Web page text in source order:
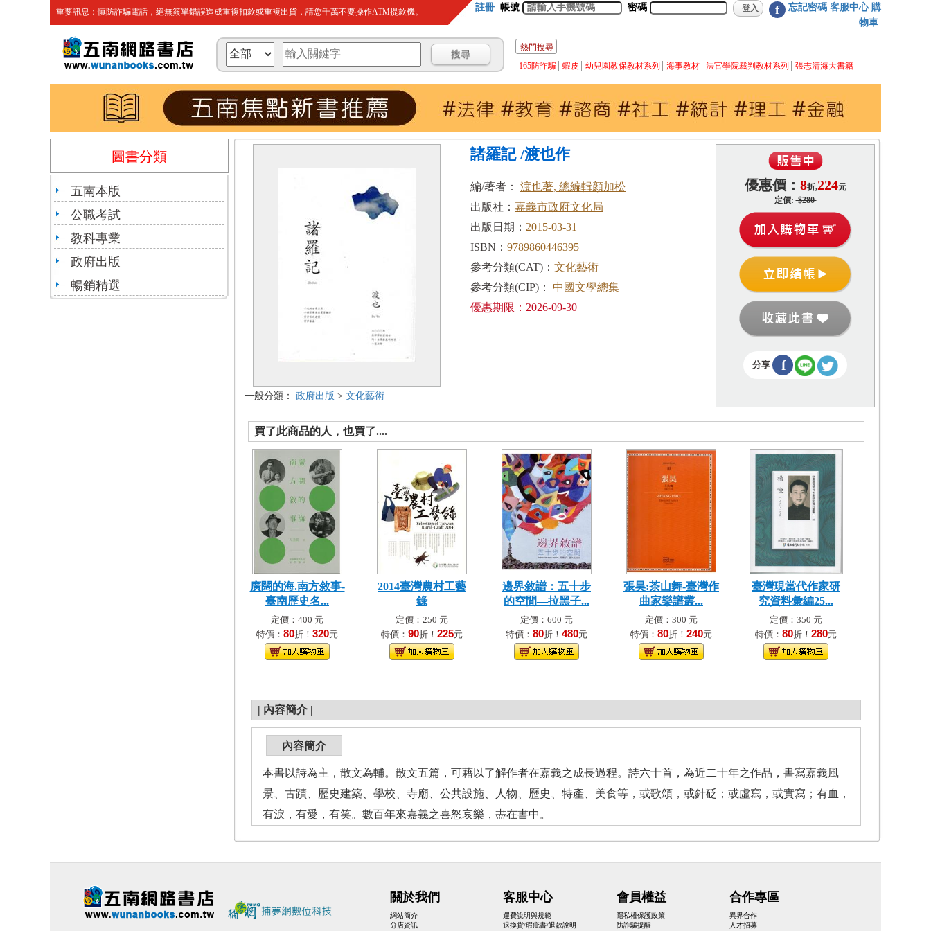
重要訊息：慎防詐騙電話，絕無簽單錯誤造成重複扣款或重複出貨，請您千萬不要操作ATM提款機。 註冊 帳號 密碼 f 忘記密碼 客服中心 購
物車
熱門搜尋
165防詐騙
蝦皮 幼兒園教保教材系列 海事教材 法官學院裁判教材系列 張志清海大書籍
圖書分類
五南本版
公職考試
教科專業
政府出版
暢銷精選
一般分類： 政府出版 > 文化藝術
諸羅記 /渡也作
編/著者： 渡也著, 總編輯顏加松
出版社： 嘉義市政府文化局
出版日期： 2015-03-31
ISBN： 9789860446395
參考分類(CAT)： 文化藝術
參考分類(CIP)：
中國文學總集
優惠期限：2026-09-30
優惠價： 8折,224元
定價:$280
分享 f
買了此商品的人，也買了....
廣闊的海.南方敘事-
臺南歷史名...
定價：400 元
特價： 80折！ 320元
2014臺灣農村工藝
錄
定價：250 元
特價： 90折！ 225元
邊界敘譜：五十步
的空間—拉黑子...
定價：600 元
特價： 80折！ 480元
張昊:茶山舞-臺灣作
曲家樂譜叢...
定價：300 元
特價： 80折！ 240元
臺灣現當代作家研
究資料彙編25...
定價：350 元
特價： 80折！ 280元
| 內容簡介 |
內容簡介
本書以詩為主，散文為輔。散文五篇，可藉以了解作者在嘉義之成長過程。詩六十首，為近二十年之作品，書寫嘉義風
景、古蹟、歷史建築、學校、寺廟、公共設施、人物、歷史、特產、美食等，或歌頌，或針砭；或虛寫，或實寫；有血，
有淚，有愛，有笑。數百年來嘉義之喜怒哀樂，盡在書中。
關於我們
網站簡介
分店資訊
客服中心
運費說明與規範
退換貨/瑕疵書/退款說明
會員權益
隱私權保護政策
防詐騙提醒
合作專區
異界合作
人才招募